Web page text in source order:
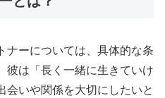
ナーについては、具体的な条
彼は「長く一緒に生きていけ
会いや関係を大切にしたいと